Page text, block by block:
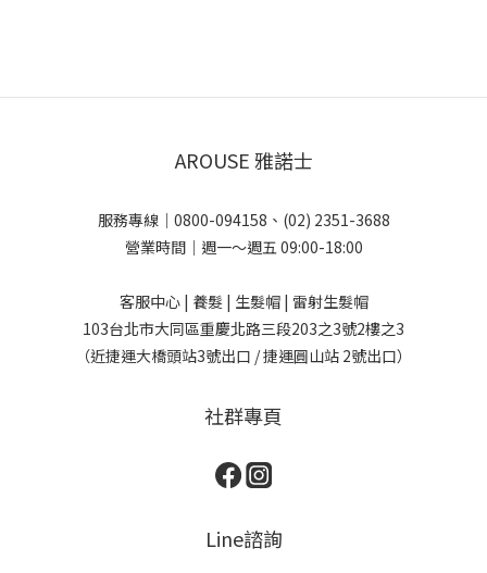
AROUSE 雅諾士
服務專線｜0800-094158、(02) 2351-3688
營業時間｜週一～週五 09:00-18:00
客服中心 | 養髮 | 生髮帽 | 雷射生髮帽
103台北市大同區重慶北路三段203之3號2樓之3
（近捷運大橋頭站3號出口 / 捷運圓山站 2號出口）
社群專頁
Line諮詢